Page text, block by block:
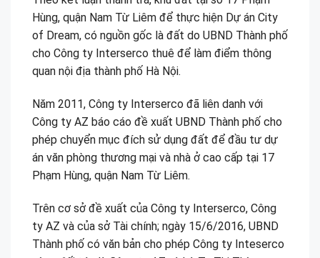
Hùng, quận Nam Từ Liêm để thực hiện Dự án City
of Dream, có nguồn gốc là đất do UBND Thành phố
cho Công ty Interserco thuê để làm điểm thông
quan nội địa thành phố Hà Nội.
Năm 2011, Công ty Interserco đã liên danh với
Công ty AZ báo cáo đề xuất UBND Thành phố cho
phép chuyển mục đích sử dụng đất để đầu tư dự
án văn phòng thương mại và nhà ở cao cấp tại 17
Phạm Hùng, quận Nam Từ Liêm.
Trên cơ sở đề xuất của Công ty Interserco, Công
ty AZ và của sở Tài chính; ngày 15/6/2016, UBND
Thành phố có văn bản cho phép Công ty Inteserco